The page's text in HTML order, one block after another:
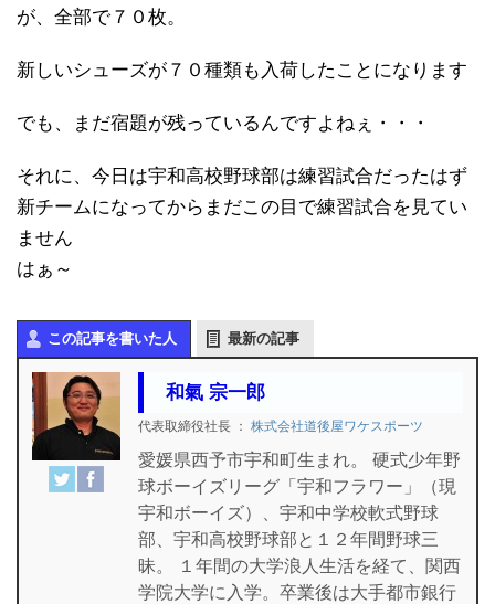
が、全部で７０枚。
新しいシューズが７０種類も入荷したことになります
でも、まだ宿題が残っているんですよねぇ・・・
それに、今日は宇和高校野球部は練習試合だったはず
新チームになってからまだこの目で練習試合を見てい
ません
はぁ～
この記事を書いた人 最新の記事
和氣 宗一郎
代表取締役社長 ： 株式会社道後屋ワケスポーツ
愛媛県西予市宇和町生まれ。 硬式少年野
球ボーイズリーグ「宇和フラワー」（現
宇和ボーイズ）、宇和中学校軟式野球
部、宇和高校野球部と１２年間野球三
昧。 １年間の大学浪人生活を経て、関西
学院大学に入学。卒業後は大手都市銀行